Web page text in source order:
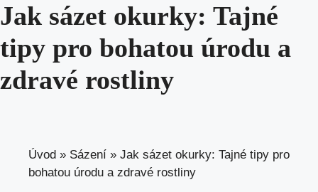
Jak sázet okurky: Tajné
tipy pro bohatou úrodu a
zdravé rostliny
Úvod » Sázení » Jak sázet okurky: Tajné tipy pro
bohatou úrodu a zdravé rostliny